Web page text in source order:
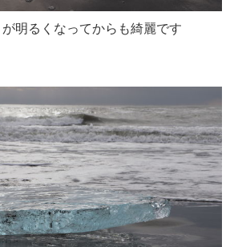
明るくなってからも綺麗です